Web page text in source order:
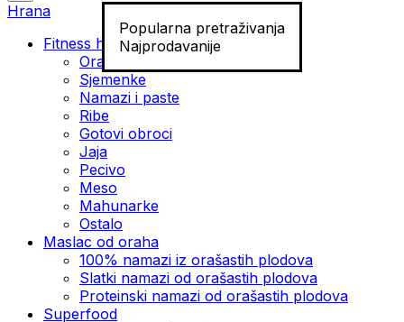
Popularna pretraživanja
Najprodavanije
Hrana
Fitness hrana
Orašasti plodovi
Sjemenke
Namazi i paste
Ribe
Gotovi obroci
Jaja
Pecivo
Meso
Mahunarke
Ostalo
Maslac od oraha
100% namazi iz orašastih plodova
Slatki namazi od orašastih plodova
Proteinski namazi od orašastih plodova
Superfood